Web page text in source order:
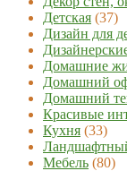
Детская (37)
Дизайн для
Домашние
Домашний
Домашний
Красивые
Кухня (33)
Мебель (80)